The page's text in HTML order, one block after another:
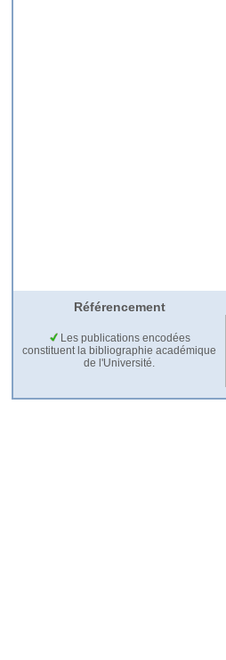
Référencement
Les publications encodées
constituent la bibliographie académique
de l'Université.